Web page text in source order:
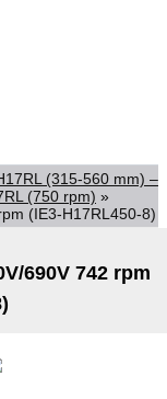
(315-560 mm) –
(750 rpm) »
(IE3-H17RL450-8)
690V 742 rpm